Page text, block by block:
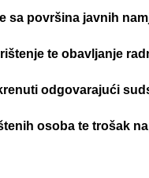
površina javnih
te obavljanje
odgovarajući
osoba te trošak